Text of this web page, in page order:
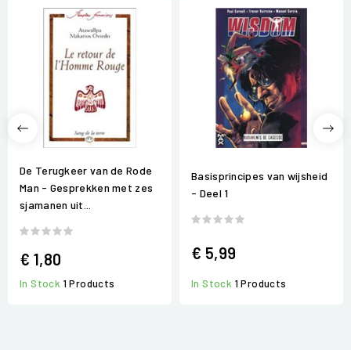
De Terugkeer van de Rode
Man - Gesprekken met zes
sjamanen uit...
€ 1,80
In Stock 1 Products
Basisprincipes van wijsheid
- Deel 1
€ 5,99
In Stock 1 Products